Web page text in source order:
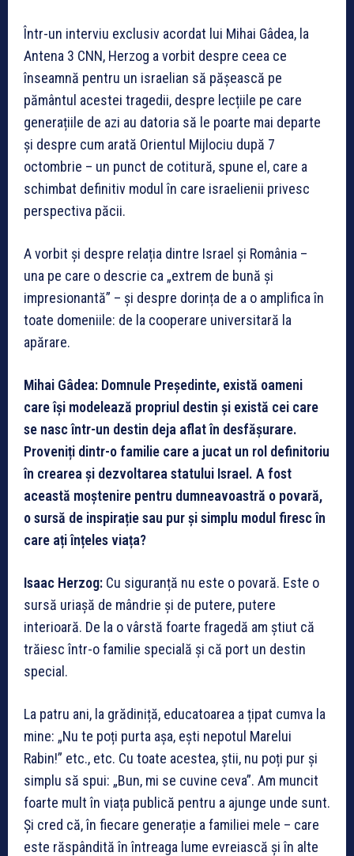
Într-un interviu exclusiv acordat lui Mihai Gâdea, la
Antena 3 CNN, Herzog a vorbit despre ceea ce
înseamnă pentru un israelian să pășească pe
pământul acestei tragedii, despre lecțiile pe care
generațiile de azi au datoria să le poarte mai departe
și despre cum arată Orientul Mijlociu după 7
octombrie – un punct de cotitură, spune el, care a
schimbat definitiv modul în care israelienii privesc
perspectiva păcii.
A vorbit și despre relația dintre Israel și România –
una pe care o descrie ca „extrem de bună și
impresionantă” – și despre dorința de a o amplifica în
toate domeniile: de la cooperare universitară la
apărare.
Mihai Gâdea: Domnule Președinte, există oameni
care își modelează propriul destin și există cei care
se nasc într-un destin deja aflat în desfășurare.
Proveniți dintr-o familie care a jucat un rol definitoriu
în crearea și dezvoltarea statului Israel. A fost
această moștenire pentru dumneavoastră o povară,
o sursă de inspirație sau pur și simplu modul firesc în
care ați înțeles viața?
Isaac Herzog: Cu siguranță nu este o povară. Este o
sursă uriașă de mândrie și de putere, putere
interioară. De la o vârstă foarte fragedă am știut că
trăiesc într-o familie specială și că port un destin
special.
La patru ani, la grădiniță, educatoarea a țipat cumva la
mine: „Nu te poți purta așa, ești nepotul Marelui
Rabin!” etc., etc. Cu toate acestea, știi, nu poți pur și
simplu să spui: „Bun, mi se cuvine ceva”. Am muncit
foarte mult în viața publică pentru a ajunge unde sunt.
Și cred că, în fiecare generație a familiei mele – care
este răspândită în întreaga lume evreiască și în alte